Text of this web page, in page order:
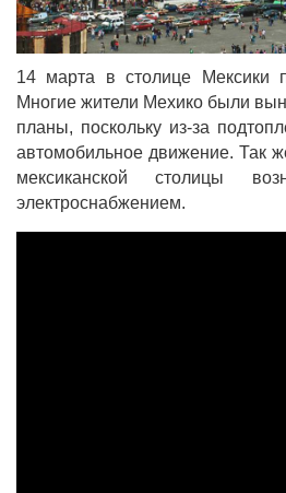
14 марта в столице Мексики
Многие жители Мехико были
планы, поскольку из-за
автомобильное движение. Так
мексиканской столицы
электроснабжением.